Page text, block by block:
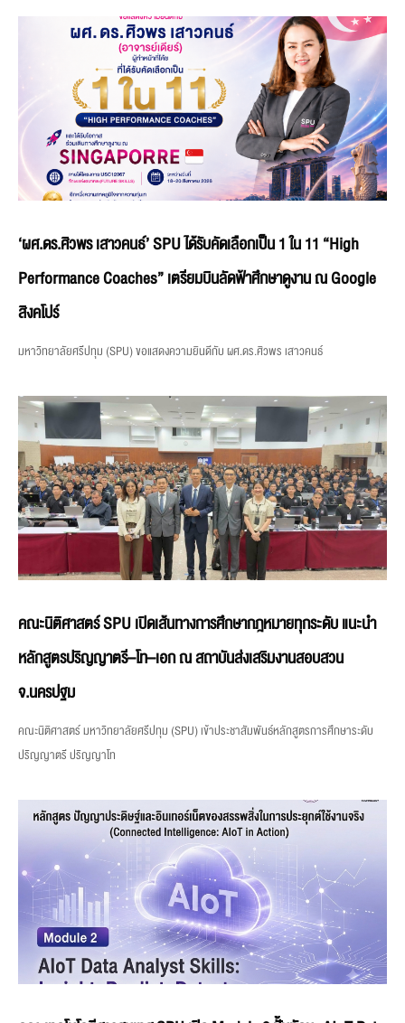
‘ผศ.ดร.ศิวพร เสาวคนธ์’ SPU ได้รับคัดเลือกเป็น 1 ใน 11 “High
Performance Coaches” เตรียมบินลัดฟ้าศึกษาดูงาน ณ Google
สิงคโปร์
มหาวิทยาลัยศรีปทุม (SPU) ขอแสดงความยินดีกับ ผศ.ดร.ศิวพร เสาวคนธ์
คณะนิติศาสตร์ SPU เปิดเส้นทางการศึกษากฎหมายทุกระดับ แนะนำ
หลักสูตรปริญญาตรี–โท–เอก ณ สถาบันส่งเสริมงานสอบสวน
จ.นครปฐม
คณะนิติศาสตร์ มหาวิทยาลัยศรีปทุม (SPU) เข้าประชาสัมพันธ์หลักสูตรการศึกษาระดับ
ปริญญาตรี ปริญญาโท